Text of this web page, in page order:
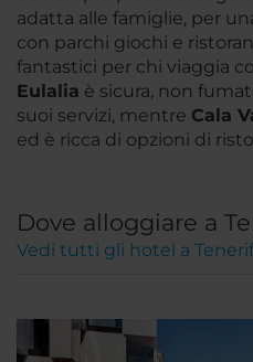
adatta alle famiglie, per
con parchi giochi e
fantastici per chi viaggia
Eulalia è sicura, non
suoi servizi, mentre Cala
ed è ricca di opzioni di
Dove alloggiare a
Vedi tutti gli hotel a